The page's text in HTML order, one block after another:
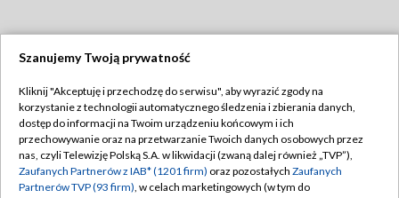
TVP
Abonament TVP
Emisja w TVP
Regulamin TVP
Polityka prywatności
Szanujemy Twoją prywatność
Kliknij "Akceptuję i przechodzę do serwisu", aby wyrazić zgody na
korzystanie z technologii automatycznego śledzenia i zbierania danych,
dostęp do informacji na Twoim urządzeniu końcowym i ich
przechowywanie oraz na przetwarzanie Twoich danych osobowych przez
nas, czyli Telewizję Polską S.A. w likwidacji (zwaną dalej również „TVP”),
Zaufanych Partnerów z IAB* (1201 firm) oraz pozostałych Zaufanych
Partnerów TVP (93 firm), w celach marketingowych (w tym do